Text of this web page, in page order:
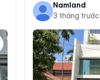
Namland
3 tháng trước